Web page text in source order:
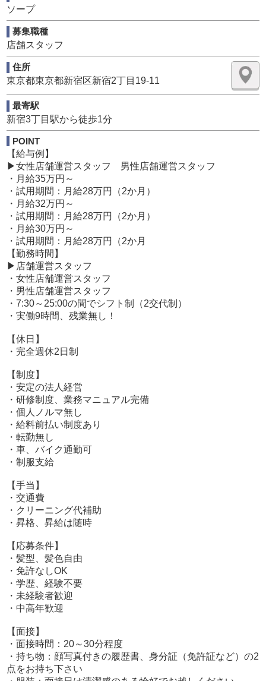
・月給35万円～（試用期間28万円/2か月）
・月給32万円～（試用期間28万円/2か月）
・月給30万円～（試用期間28万円/2か月）
・お給料の前払いもOK！
・随時昇給、昇格可
・完全週休2日制
・7：:30～25:00の間でシフト制（2交代制）
多恋人では研修制度も業務マニュアルも完備！未経験の方
でも安心して応募できる環境作りに日々努めています。
職場の雰囲気も“THE 普通の職場！”といった感じ！スタッ
フさん同士の仲はもちろん良いのですが、過度にプライベ
ートにまで干渉するなんてこともありません！
仕事とプライべートを切り離した生活を送りたいそんなあ
なたにもってこいなのではないでしょうか？
この求人を見てすこしでも興味を持っていただけたら嬉し
いです。
お電話、メール、LINEでもお気軽に応募できる方からで大
丈夫です。
ご応募心よりお待ちしております。
ソープ
募集職種
店舗スタッフ
住所
東京都東京都新宿区新宿2丁目19-11
最寄駅
新宿3丁目駅から徒歩1分
POINT
【給与例】
▶女性店舗運営スタッフ 男性店舗運営スタッフ
・月給35万円～
・試用期間：月給28万円（2か月）
・月給32万円～
・試用期間：月給28万円（2か月）
・月給30万円～
・試用期間：月給28万円（2か月
【勤務時間】
▶店舗運営スタッフ
・女性店舗運営スタッフ
・男性店舗運営スタッフ
・7:30～25:00の間でシフト制（2交代制）
・実働9時間、残業無し！
【休日】
・完全週休2日制
【制度】
・安定の法人経営
・研修制度、業務マニュアル完備
・個人ノルマ無し
・給料前払い制度あり
・転勤無し
・車、バイク通勤可
・制服支給
【手当】
・交通費
・クリーニング代補助
・昇格、昇給は随時
【応募条件】
・髪型、髪色自由
・免許なしOK
・学歴、経験不要
・未経験者歓迎
・中高年歓迎
【面接】
・面接時間：20～30分程度
・持ち物：顔写真付きの履歴書、身分証（免許証など）の2
点をお持ち下さい